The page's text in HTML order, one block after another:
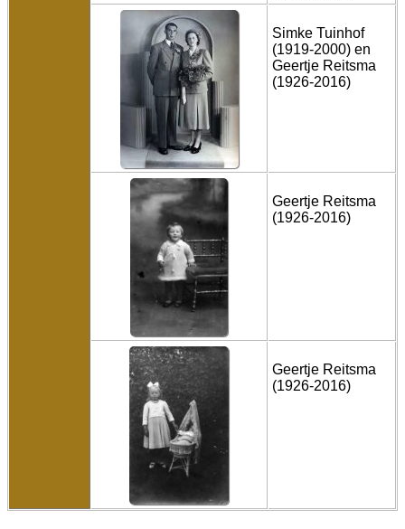
Simke Tuinhof
(1919-2000) en
Geertje Reitsma
(1926-2016)
Geertje Reitsma
(1926-2016)
Geertje Reitsma
(1926-2016)